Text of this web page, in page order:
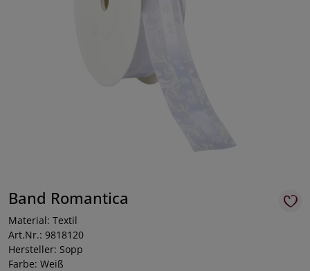
Band Romantica
Material: Textil
Art.Nr.: 9818120
Hersteller: Sopp
Farbe: Weiß